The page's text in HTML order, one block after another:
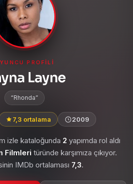
PROFILI
Layne
Rhonda
7,3 ortalama 2009
izle kataloğunda 2 yapımda rol aldı
Filmleri türünde karşımıza çıkıyor.
IMDb ortalaması 7,3.